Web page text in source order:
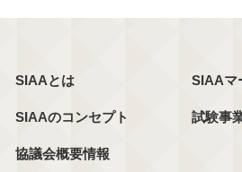
SIAAとは
SIAAのコンセプト
協議会概要情報
SIAAマ
試験事